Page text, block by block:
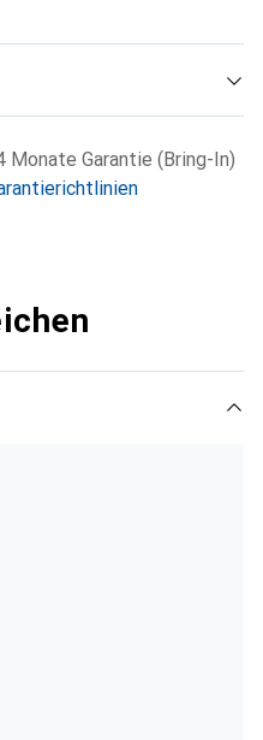
Monate Garantie (Bring-In)